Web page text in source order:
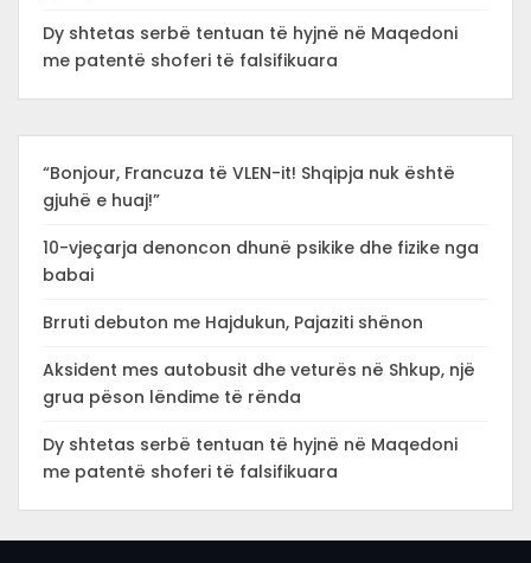
Dy shtetas serbë tentuan të hyjnë në Maqedoni
me patentë shoferi të falsifikuara
“Bonjour, Francuza të VLEN-it! Shqipja nuk është
gjuhë e huaj!”
10-vjeçarja denoncon dhunë psikike dhe fizike nga
babai
Brruti debuton me Hajdukun, Pajaziti shënon
Aksident mes autobusit dhe veturës në Shkup, një
grua pëson lëndime të rënda
Dy shtetas serbë tentuan të hyjnë në Maqedoni
me patentë shoferi të falsifikuara